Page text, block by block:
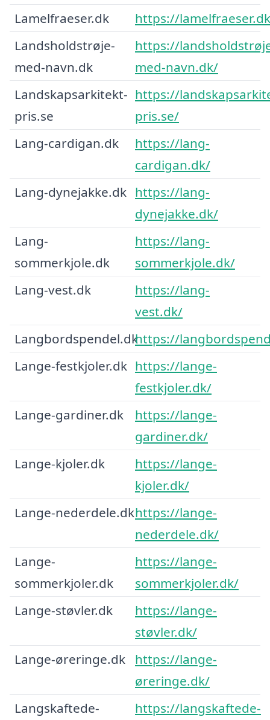
Lamelfraeser.dk
https://lamelfraeser.dk
Landsholdstrøje-
med-navn.dk
https://
med-navn.dk/
Landskapsarkitekt-
pris.se
https://
pris.se/
Lang-cardigan.dk
https://lang-
cardigan.dk/
Lang-dynejakke.dk https://lang-
dynejakke.dk/
Lang-
sommerkjole.dk
https://lang-
sommerkjole.dk/
Lang-vest.dk
https://lang-
vest.dk/
Langbordspendel.dkhttps://
Lange-festkjoler.dk https://lange-
festkjoler.dk/
Lange-gardiner.dk
https://lange-
gardiner.dk/
Lange-kjoler.dk
https://lange-
kjoler.dk/
Lange-nederdele.dkhttps://lange-
nederdele.dk/
Lange-
sommerkjoler.dk
https://lange-
sommerkjoler.dk/
Lange-støvler.dk
https://lange-
støvler.dk/
Lange-øreringe.dk
https://lange-
øreringe.dk/
Langskaftede-
https://langskaftede-